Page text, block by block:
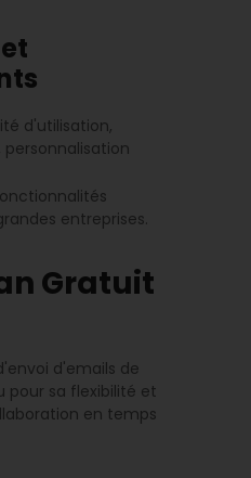
d'utilisation,
entreprises.
Gratuit
d'emails de
pour sa flexibilité et
en temps